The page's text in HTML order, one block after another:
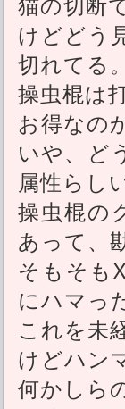
けどどう
切れてる。
操虫棍は
お得なの
いや、ど
属性らし
操虫棍の
あって、
そもそも
にハマっ
これを未
けどハン
何かしら